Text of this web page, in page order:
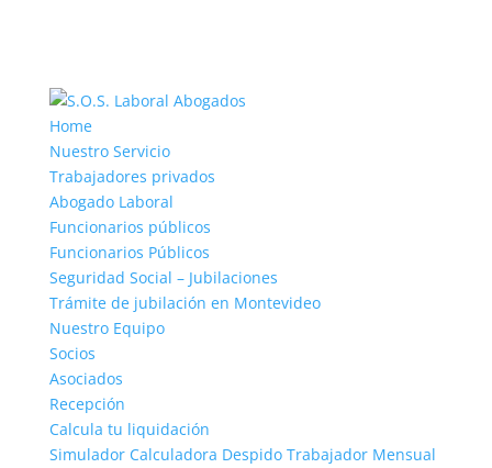
Home
Nuestro Servicio
Trabajadores privados
Abogado Laboral
Funcionarios públicos
Funcionarios Públicos
Seguridad Social – Jubilaciones
Trámite de jubilación en Montevideo
Nuestro Equipo
Socios
Asociados
Recepción
Calcula tu liquidación
Simulador Calculadora Despido Trabajador Mensual